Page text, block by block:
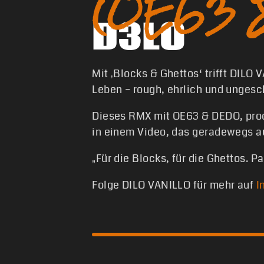
D3LO
Mit ‚Blocks & Ghettos‘ trifft DILO
Leben – rough, ehrlich und
Dieses RMX mit OE63 & DEDO,
in einem Video, das geradewegs
„Für die Blocks, für die Ghettos.
Folge DILO VANILLO für mehr auf